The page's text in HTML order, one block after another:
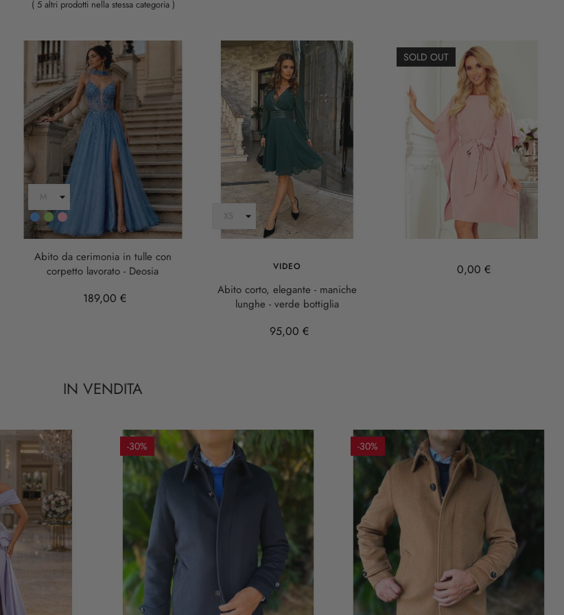
( 5 altri prodotti nella stessa categoria )
BluVerdeROSA
CIPRIA
Abito da cerimonia in tulle con
corpetto lavorato - Deosia
189,00 €
VIDEO
Abito corto, elegante - maniche
lunghe - verde bottiglia
95,00 €
SOLD OUT
0,00 €
IN VENDITA
-30% -30%